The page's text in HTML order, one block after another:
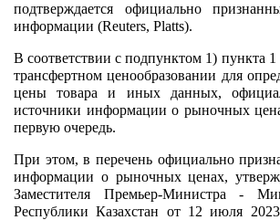
подтверждается официально
информации (Reuters, Platts).
В соответствии с подпунктом 1) пункта 1
трансфертном ценообразовании для
цены товара и иных данных,
источники информации о рыночных
первую очередь.
При этом, в перечень официально
информации о рыночных ценах,
Заместителя Премьер-Министра -
Республики Казахстан от 12 июля